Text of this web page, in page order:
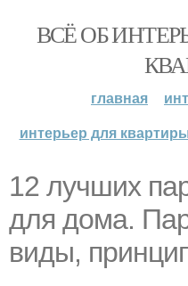
ВСЁ ОБ
главная
интерьер для
12 лучших
для дома.
виды,